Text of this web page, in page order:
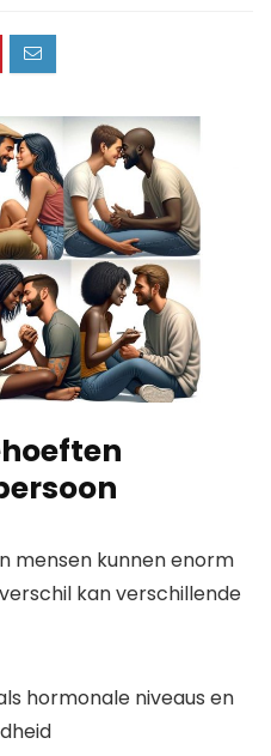
mensen kunnen enorm
kan verschillende
hormonale niveaus en